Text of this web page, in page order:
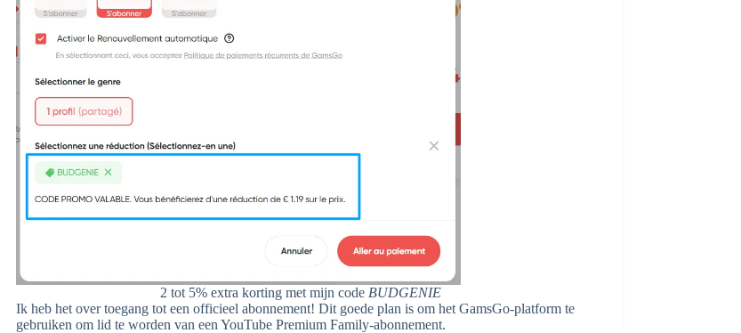
2 tot 5% extra korting met mijn code BUDGENIE
Ik heb het over toegang tot een officieel abonnement! Dit goede plan is om het GamsGo-platform te
gebruiken om lid te worden van een YouTube Premium Family-abonnement.